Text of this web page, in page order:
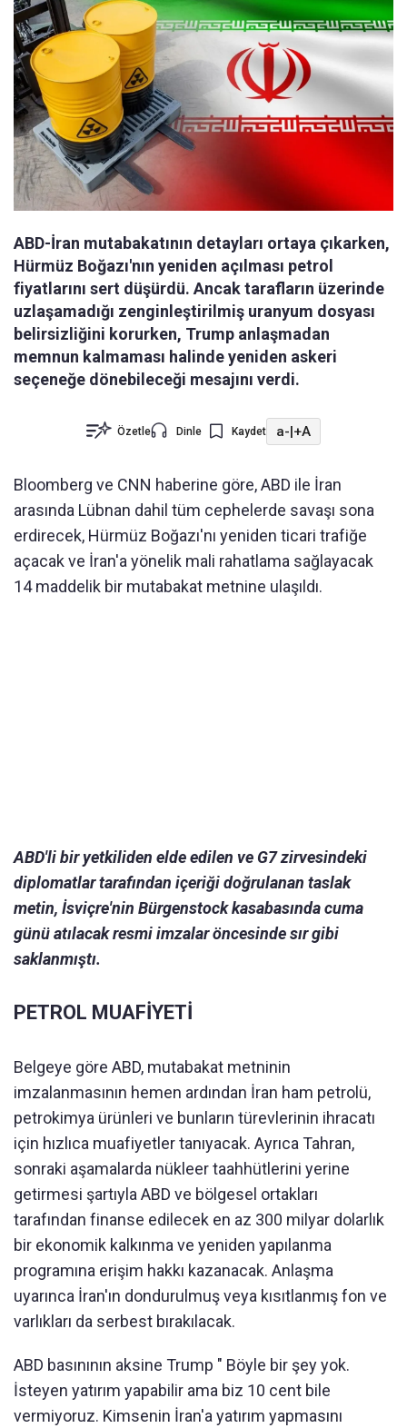
ABD-İran mutabakatının detayları ortaya çıkarken,
Hürmüz Boğazı'nın yeniden açılması petrol
fiyatlarını sert düşürdü. Ancak tarafların üzerinde
uzlaşamadığı zenginleştirilmiş uranyum dosyası
belirsizliğini korurken, Trump anlaşmadan
memnun kalmaması halinde yeniden askeri
seçeneğe dönebileceği mesajını verdi.
Özetle Dinle Kaydet a-|+A
Bloomberg ve CNN haberine göre, ABD ile İran
arasında Lübnan dahil tüm cephelerde savaşı sona
erdirecek, Hürmüz Boğazı'nı yeniden ticari trafiğe
açacak ve İran'a yönelik mali rahatlama sağlayacak
14 maddelik bir mutabakat metnine ulaşıldı.
ABD'li bir yetkiliden elde edilen ve G7 zirvesindeki
diplomatlar tarafından içeriği doğrulanan taslak
metin, İsviçre'nin Bürgenstock kasabasında cuma
günü atılacak resmi imzalar öncesinde sır gibi
saklanmıştı.
PETROL MUAFİYETİ
Belgeye göre ABD, mutabakat metninin
imzalanmasının hemen ardından İran ham petrolü,
petrokimya ürünleri ve bunların türevlerinin ihracatı
için hızlıca muafiyetler tanıyacak. Ayrıca Tahran,
sonraki aşamalarda nükleer taahhütlerini yerine
getirmesi şartıyla ABD ve bölgesel ortakları
tarafından finanse edilecek en az 300 milyar dolarlık
bir ekonomik kalkınma ve yeniden yapılanma
programına erişim hakkı kazanacak. Anlaşma
uyarınca İran'ın dondurulmuş veya kısıtlanmış fon ve
varlıkları da serbest bırakılacak.
ABD basınının aksine Trump " Böyle bir şey yok.
İsteyen yatırım yapabilir ama biz 10 cent bile
vermiyoruz. Kimsenin İran'a yatırım yapmasını